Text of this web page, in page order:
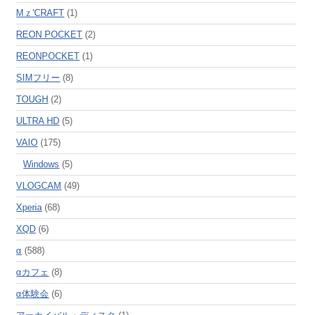
Mｚ'CRAFT (1)
REON POCKET (2)
REONPOCKET (1)
SIMフリー (8)
TOUGH (2)
ULTRA HD (5)
VAIO (175)
Windows (5)
VLOGCAM (49)
Xperia(68)
XQD (6)
α (588)
αカフェ (8)
α体験会 (6)